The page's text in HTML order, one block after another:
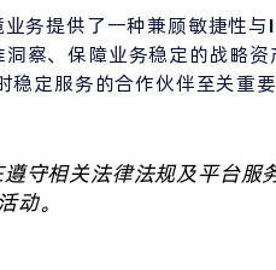
务提供了一种兼顾敏捷性与
察、保障业务稳定的战略
稳定服务的合作伙伴至关重
遵守相关法律法规及平台服
动。